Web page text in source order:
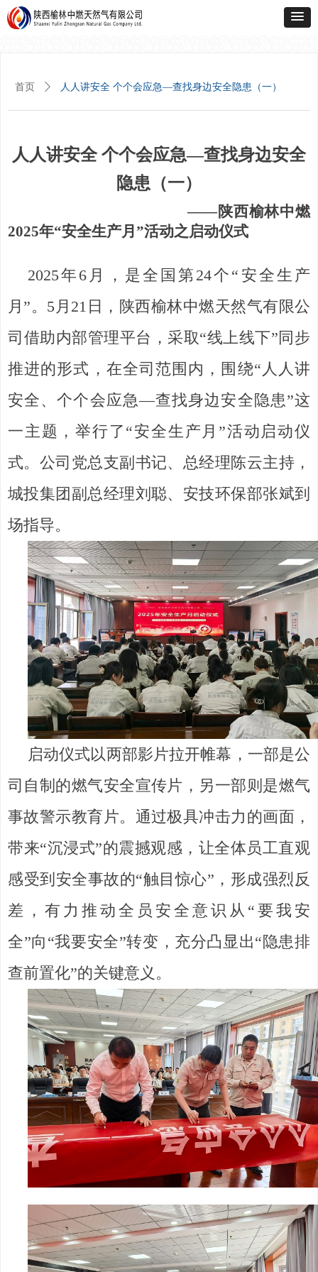
人人讲安全 个个会应急—查找身边安全
隐患（一）
——陕西榆林中燃
2025年“安全生产月”活动之启动仪式
2025年6月，是全国第24个“安全生产
月”。5月21日，陕西榆林中燃天然气有限公
司借助内部管理平台，采取“线上线下”同步
推进的形式，在全司范围内，围绕“人人讲
安全、个个会应急—查找身边安全隐患”这
一主题，举行了“安全生产月”活动启动仪
式。公司党总支副书记、总经理陈云主持，
城投集团副总经理刘聪、安技环保部张斌到
场指导。
启动仪式以两部影片拉开帷幕，一部是公
司自制的燃气安全宣传片，另一部则是燃气
事故警示教育片。通过极具冲击力的画面，
带来“沉浸式”的震撼观感，让全体员工直观
感受到安全事故的“触目惊心”，形成强烈反
差，有力推动全员安全意识从“要我安
全”向“我要安全”转变，充分凸显出“隐患排
查前置化”的关键意义。
首页 ꄲ 人人讲安全 个个会应急—查找身边安全隐患（一）